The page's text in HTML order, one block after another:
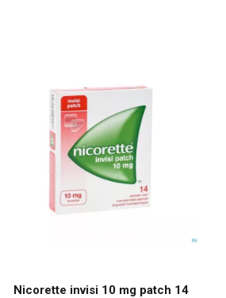
Nicorette invisi 10 mg patch 14